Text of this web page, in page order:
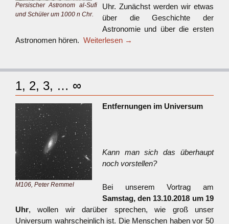
Persischer Astronom al-Sufi
und Schüler um 1000 n Chr.
Uhr. Zunächst werden wir etwas
über die Geschichte der
Astronomie und über die ersten
Astronomen hören. Weiterlesen →
1, 2, 3, … ∞
M106, Peter Remmel
Entfernungen im Universum
Kann man sich das überhaupt
noch vorstellen?
Bei unserem Vortrag am
Samstag, den 13.10.2018 um 19
Uhr, wollen wir darüber sprechen, wie groß unser
Universum wahrscheinlich ist. Die Menschen haben vor 50